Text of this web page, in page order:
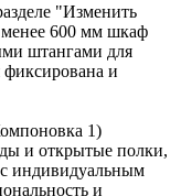
"Изменить
менее 600 мм шкаф
штангами для
фиксирована и
1)
и открытые полки,
с индивидуальным
и